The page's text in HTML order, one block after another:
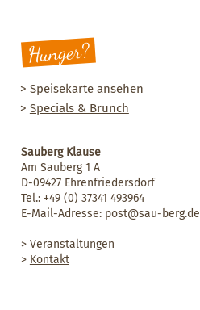
Hunger?
> Speisekarte ansehen
> Specials & Brunch
Sauberg Klause
Am Sauberg 1 A
D-09427 Ehrenfriedersdorf
Tel.: +49 (0) 37341 493964
E-Mail-Adresse: post@sau-berg.de
> Veranstaltungen
> Kontakt